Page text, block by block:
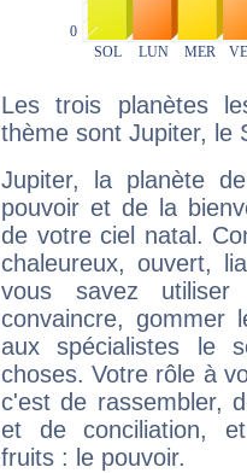
Les trois planètes
thème sont Jupiter, le
Jupiter, la planète
pouvoir et de la
de votre ciel natal.
chaleureux, ouvert,
vous savez
convaincre, gommer
aux spécialistes le
choses. Votre rôle à
c'est de rassembler,
et de conciliation,
fruits : le pouvoir.